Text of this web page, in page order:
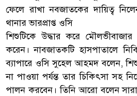
ফেলে রাখা নবজাতকের দায়িত্ব
থানার ভারপ্রাপ্ত ওসি
শিশুটিকে উদ্ধার করে মৌলভীবাজার
করেন। নাবজাতকটি হাসপাতালে
ব্যাপারে ওসি সুহেল আহমদ বলেন,
না পাওয়া পর্যন্ত তার চিকিৎসা সহ
পালন করবেন। তিনি আরো বলেন